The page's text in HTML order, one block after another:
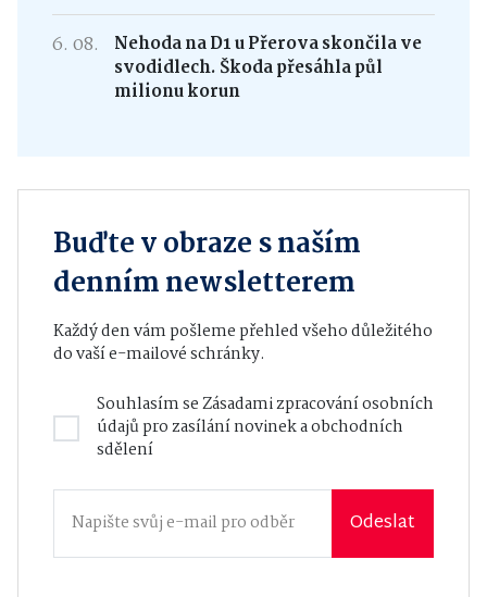
6. 08.
Nehoda na D1 u Přerova skončila ve
svodidlech. Škoda přesáhla půl
milionu korun
Buďte v obraze s naším
denním newsletterem
Každý den vám pošleme přehled všeho důležitého
do vaší e-mailové schránky.
Souhlasím seZásadami zpracování osobních
údajůpro zasílání novinek a obchodních
sdělení
Odeslat